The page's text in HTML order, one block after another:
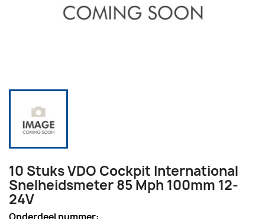
10 Stuks VDO Cockpit International
Snelheidsmeter 85 Mph 100mm 12-
24V